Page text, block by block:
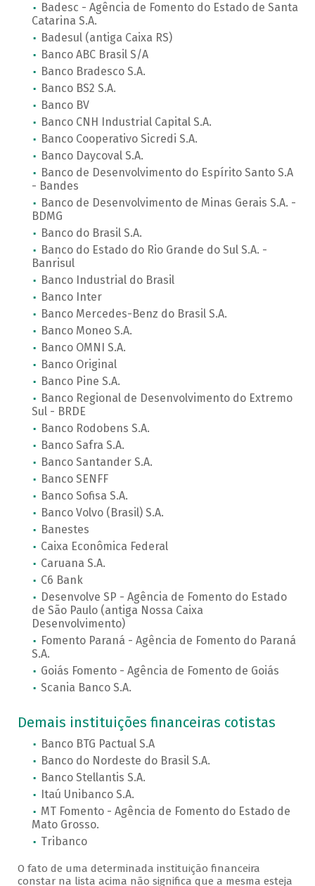
Badesc - Agência de Fomento do Estado de Santa
Catarina S.A.
Badesul (antiga Caixa RS)
Banco ABC Brasil S/A
Banco Bradesco S.A.
Banco BS2 S.A.
Banco BV
Banco CNH Industrial Capital S.A.
Banco Cooperativo Sicredi S.A.
Banco Daycoval S.A.
Banco de Desenvolvimento do Espírito Santo S.A
- Bandes
Banco de Desenvolvimento de Minas Gerais S.A. -
BDMG
Banco do Brasil S.A.
Banco do Estado do Rio Grande do Sul S.A. -
Banrisul
Banco Industrial do Brasil
Banco Inter
Banco Mercedes-Benz do Brasil S.A.
Banco Moneo S.A.
Banco OMNI S.A.
Banco Original
Banco Pine S.A.
Banco Regional de Desenvolvimento do Extremo
Sul - BRDE
Banco Rodobens S.A.
Banco Safra S.A.
Banco Santander S.A.
Banco SENFF
Banco Sofisa S.A.
Banco Volvo (Brasil) S.A.
Banestes
Caixa Econômica Federal
Caruana S.A.
C6 Bank
Desenvolve SP - Agência de Fomento do Estado
de São Paulo (antiga Nossa Caixa
Desenvolvimento)
Fomento Paraná - Agência de Fomento do Paraná
S.A.
Goiás Fomento - Agência de Fomento de Goiás
Scania Banco S.A.
Demais instituições financeiras cotistas
Banco BTG Pactual S.A
Banco do Nordeste do Brasil S.A.
Banco Stellantis S.A.
Itaú Unibanco S.A.
MT Fomento - Agência de Fomento do Estado de
Mato Grosso.
Tribanco
O fato de uma determinada instituição financeira
constar na lista acima não significa que a mesma esteja